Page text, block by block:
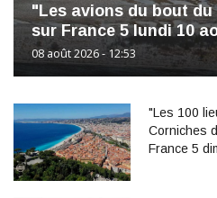
"Les avions du bout du
sur France 5 lundi 10
08 août 2026 - 12:53
"Les 100
Corniches
France 5